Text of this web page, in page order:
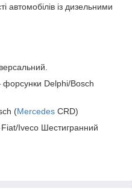
автомобілів із дизельними
Delphi/Bosch
(Mercedes CRD)
Iveco Шестигранний